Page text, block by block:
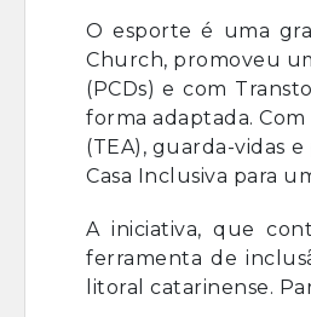
O esporte é uma
Church, promoveu
(PCDs) e com
forma adaptada.
(TEA), guarda-vidas
Casa Inclusiva para
A iniciativa, que
ferramenta de
litoral catarinense.